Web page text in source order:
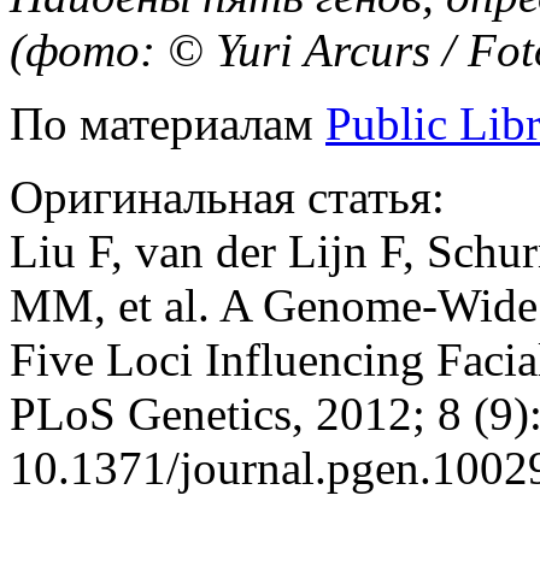
(фото: © Yuri Arcurs /
По материалам Public
Оригинальная статья:
Liu F, van der Lijn F,
MM, et al. A Genome-
Five Loci Influencing
PLoS Genetics, 2012; 8
10.1371/